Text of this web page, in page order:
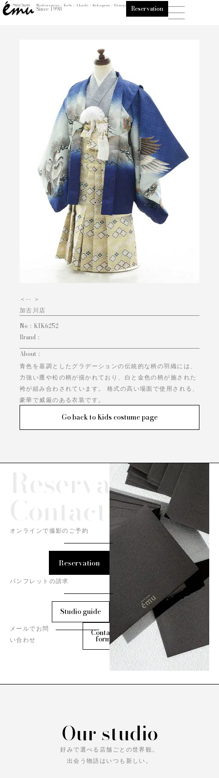
内
容
Nishinomiya / Kobe / Akashi / Kakogawa / Himeji
Since 1998 Reservation
＜-- ＞
加古川店
No： KIK6252
Brand：
About：
青色を基調としたグラデーションの伝統的な柄の羽織には、
力強い鷹や松の柄が描かれており、白と金色の柄が施された
袴が組み合わされています。 格式の高い場面で使用される、
豪華で威厳のある衣装です。
Go back to Kids costume page
Reservation/
オンラインで撮影のご予約
Reservation
パンフレットの請求
Studio guide
メールでお問
い合わせ
Contact
form
Our studio
好みで選べる店舗ごとの世界観。
出会う物語はいつも新しい。